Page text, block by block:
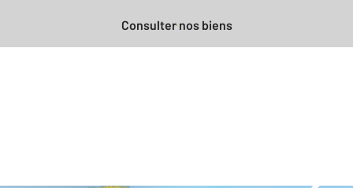
Consulter nos biens